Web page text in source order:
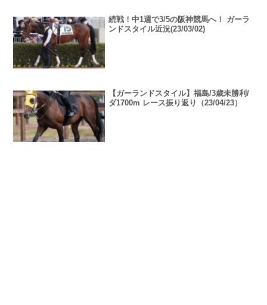
続戦！中1週で3/5の阪神競馬へ！ ガーラ
ンドスタイル近況(23/03/02)
【ガーランドスタイル】福島/3歳未勝利/
ダ1700m レース振り返り（23/04/23）